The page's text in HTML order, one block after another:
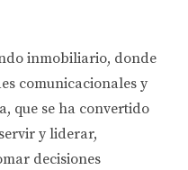
inmobiliario, donde
comunicacionales y
, que se ha convertido
y liderar,
decisiones